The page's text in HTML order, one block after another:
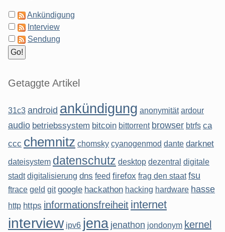
Ankündigung
Interview
Sendung
Getaggte Artikel
31c3 android ankündigung anonymität ardour
audio betriebssystem bitcoin bittorrent browser btrfs ca
ccc chemnitz chomsky cyanogenmod dante darknet
dateisystem datenschutz desktop dezentral digitale
stadt digitalisierung dns feed firefox frag den staat fsu
ftrace geld git google hackathon hacking hardware hasse
http https informationsfreiheit internet
interview ipv6 jena jenathon jondonym kernel